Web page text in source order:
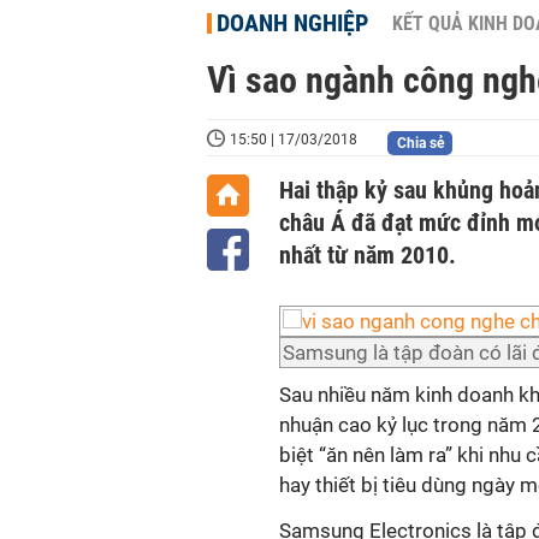
DOANH NGHIỆP KẾT QUẢ KINH
Vì sao ngành công
15:50 | 17/03/2018 Chia sẻ
Hai thập kỷ sau khủng
châu Á đã đạt mức đỉnh
nhất từ năm 2010.
Samsung là tập đoàn có lãi
Sau nhiều năm kinh doanh
nhuận cao kỷ lục trong năm
biệt “ăn nên làm ra” khi
hay thiết bị tiêu dùng ngày
Samsung Electronics là tập